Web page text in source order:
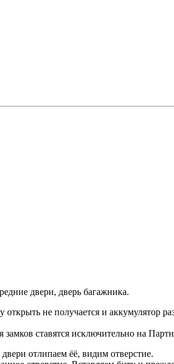
двери, дверь багажника.
не получается и аккумулятор
ставятся исключительно на
отлипаем ёё, видим отверстие.